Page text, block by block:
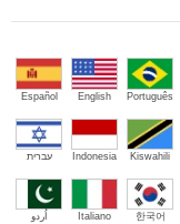
Español English Português
עברית Indonesia Kiswahili
اُردو Italiano 한국어